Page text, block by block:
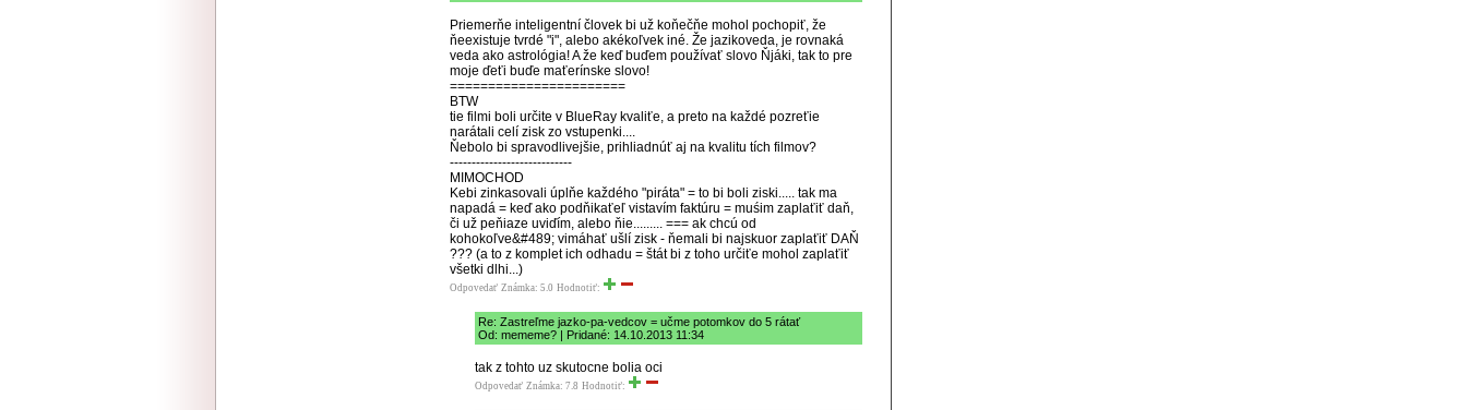
Priemerňe inteligentní človek bi už koňečňe mohol pochopiť, že
ňeexistuje tvrdé "i", alebo akékoľvek iné. Že jazikoveda, je rovnaká
veda ako astrológia! A že keď buďem používať slovo Ňjáki, tak to pre
moje ďeťi buďe maťerínske slovo!
=======================
BTW
tie filmi boli určite v BlueRay kvaliťe, a preto na každé pozreťie
narátali celí zisk zo vstupenki....
Ňebolo bi spravodlivejšie, prihliadnúť aj na kvalitu tích filmov?
----------------------------
MIMOCHOD
Kebi zinkasovali úplňe každého "piráta" = to bi boli ziski..... tak ma
napadá = keď ako podňikaťeľ vistavím faktúru = muśim zaplaťiť daň,
či už peňiaze uviďím, alebo ňie......... === ak chcú od
kohokoľve&#489; vimáhať ušlí zisk - ňemali bi najskuor zaplaťiť DAŇ
??? (a to z komplet ich odhadu = štát bi z toho určiťe mohol zaplaťiť
všetki dlhi...)
Odpovedať Známka: 5.0 Hodnotiť:
Re: Zastreľme jazko-pa-vedcov = učme potomkov do 5 rátať
Od: mememe? | Pridané: 14.10.2013 11:34
tak z tohto uz skutocne bolia oci
Odpovedať Známka: 7.8 Hodnotiť: